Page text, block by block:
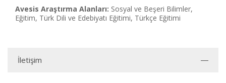
Avesis Araştırma Alanları: Sosyal ve Beşeri Bilimler,
Eğitim, Türk Dili ve Edebiyatı Eğitimi, Türkçe Eğitimi
İletişim